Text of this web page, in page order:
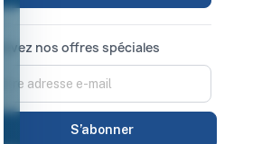
nos offres spéciales